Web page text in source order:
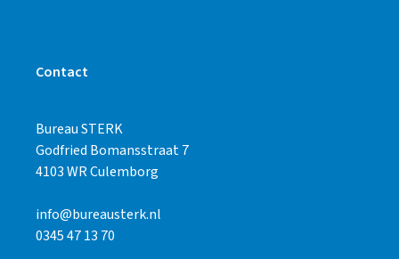
Contact
Bureau STERK
Godfried Bomansstraat 7
4103 WR Culemborg
info@bureausterk.nl
0345 47 13 70